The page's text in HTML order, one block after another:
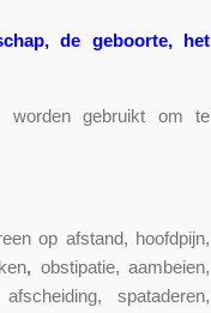
de geboorte, het
worden gebruikt om te
op afstand, hoofdpijn,
, obstipatie, aambeien,
spataderen,